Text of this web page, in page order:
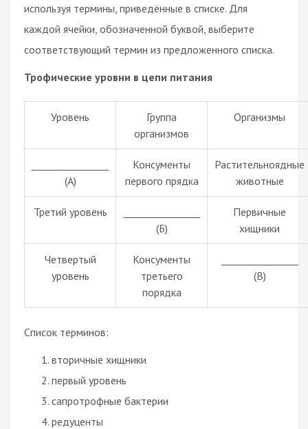
используя термины, приведённые в списке. Для
каждой ячейки, обозначенной буквой, выберите
соответствующий термин из предложенного списка.
Трофические уровни в цепи питания
Уровень
Группа
организмов
Организмы
(А)
Консументы
первого прядка
Растительноядные
животные
Третий уровень
(Б)
Первичные
хищники
Четвертый
уровень
Консументы
третьего
порядка
(В)
Список терминов:
вторичные хищники
первый уровень
сапротрофные бактерии
редуценты